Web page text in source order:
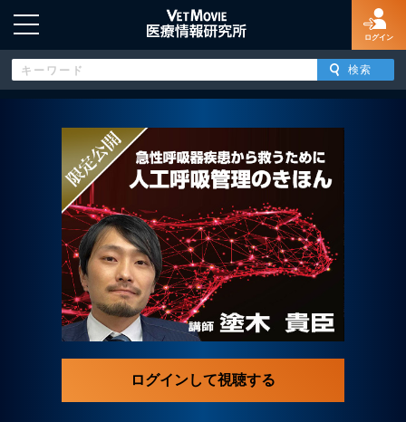
ログイン
HOME
ログイン
新規登録
よくあるご質問
著作権について
ログインして視聴する